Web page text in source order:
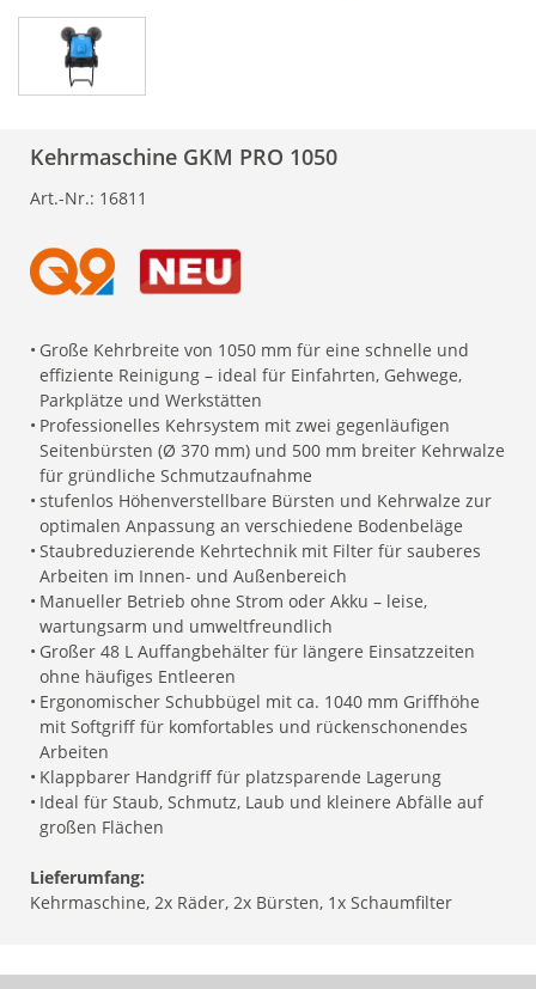
Kehrmaschine GKM PRO 1050
Art.-Nr.: 16811
• Große Kehrbreite von 1050 mm für eine schnelle und
effiziente Reinigung – ideal für Einfahrten, Gehwege,
Parkplätze und Werkstätten
• Professionelles Kehrsystem mit zwei gegenläufigen
Seitenbürsten (Ø 370 mm) und 500 mm breiter Kehrwalze
für gründliche Schmutzaufnahme
• stufenlos Höhenverstellbare Bürsten und Kehrwalze zur
optimalen Anpassung an verschiedene Bodenbeläge
• Staubreduzierende Kehrtechnik mit Filter für sauberes
Arbeiten im Innen- und Außenbereich
• Manueller Betrieb ohne Strom oder Akku – leise,
wartungsarm und umweltfreundlich
• Großer 48 L Auffangbehälter für längere Einsatzzeiten
ohne häufiges Entleeren
• Ergonomischer Schubbügel mit ca. 1040 mm Griffhöhe
mit Softgriff für komfortables und rückenschonendes
Arbeiten
• Klappbarer Handgriff für platzsparende Lagerung
• Ideal für Staub, Schmutz, Laub und kleinere Abfälle auf
großen Flächen
Lieferumfang:
Kehrmaschine, 2x Räder, 2x Bürsten, 1x Schaumfilter